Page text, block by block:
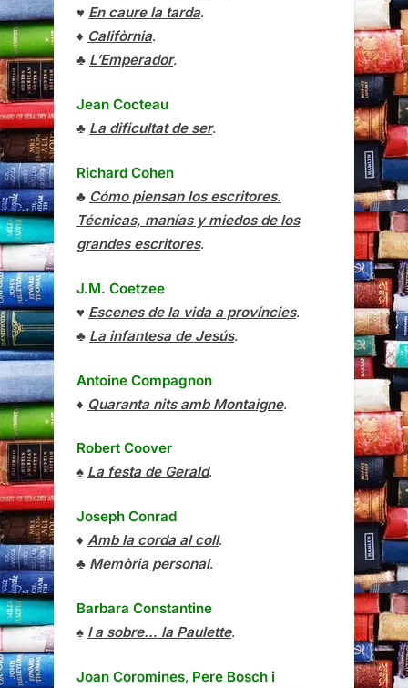
♥ En caure la tarda.
♦ Califòrnia.
♣ L’Emperador.
Jean Cocteau
♣ La dificultat de ser.
Richard Cohen
♣ Cómo piensan los escritores.
Técnicas, manías y miedos de los
grandes escritores.
J.M. Coetzee
♥ Escenes de la vida a províncies.
♣ La infantesa de Jesús.
Antoine Compagnon
♦ Quaranta nits amb Montaigne.
Robert Coover
♠ La festa de Gerald.
Joseph Conrad
♦ Amb la corda al coll.
♣ Memòria personal.
Barbara Constantine
♠ I a sobre… la Paulette.
Joan Coromines, Pere Bosch i